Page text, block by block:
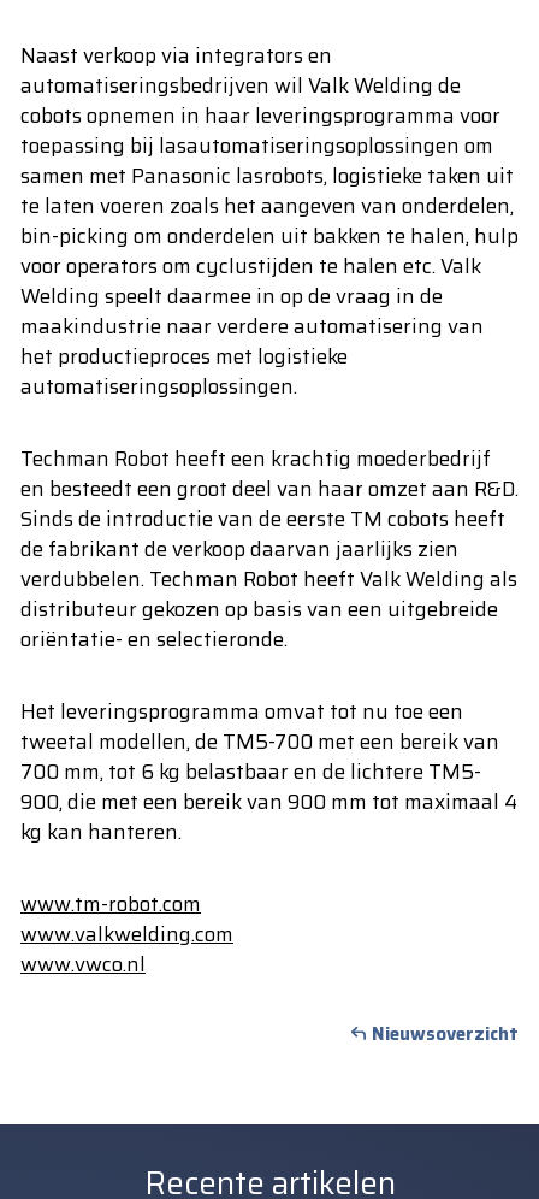
Naast verkoop via integrators en
automatiseringsbedrijven wil Valk Welding de
cobots opnemen in haar leveringsprogramma voor
toepassing bij lasautomatiseringsoplossingen om
samen met Panasonic lasrobots, logistieke taken uit
te laten voeren zoals het aangeven van onderdelen,
bin-picking om onderdelen uit bakken te halen, hulp
voor operators om cyclustijden te halen etc. Valk
Welding speelt daarmee in op de vraag in de
maakindustrie naar verdere automatisering van
het productieproces met logistieke
automatiseringsoplossingen.
Techman Robot heeft een krachtig moederbedrijf
en besteedt een groot deel van haar omzet aan R&D.
Sinds de introductie van de eerste TM cobots heeft
de fabrikant de verkoop daarvan jaarlijks zien
verdubbelen. Techman Robot heeft Valk Welding als
distributeur gekozen op basis van een uitgebreide
oriëntatie- en selectieronde.
Het leveringsprogramma omvat tot nu toe een
tweetal modellen, de TM5-700 met een bereik van
700 mm, tot 6 kg belastbaar en de lichtere TM5-
900, die met een bereik van 900 mm tot maximaal 4
kg kan hanteren.
www.tm-robot.com
www.valkwelding.com
www.vwco.nl
Nieuwsoverzicht
Recente artikelen